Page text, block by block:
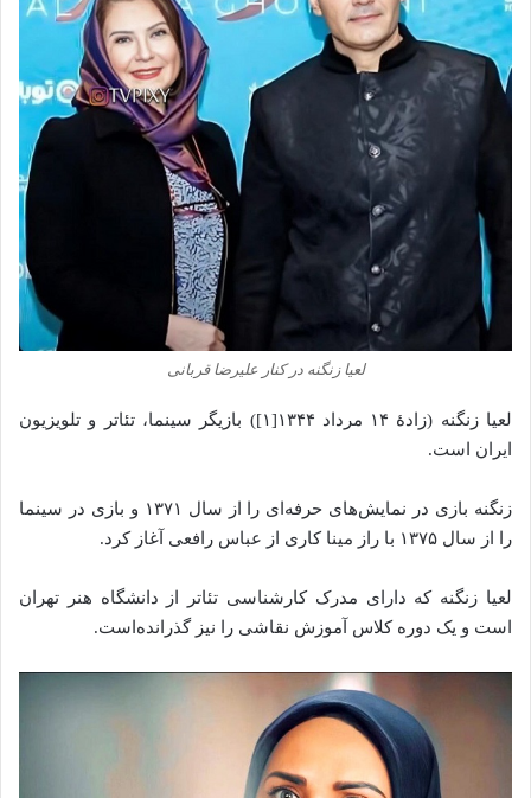
لعیا زنگنه در کنار علیرضا قربانی
لعیا زنگنه (زادهٔ ۱۴ مرداد ۱۳۴۴[۱]) بازیگر سینما، تئاتر و تلویزیون
ایران است.
زنگنه بازی در نمایش‌های حرفه‌ای را از سال ۱۳۷۱ و بازی در سینما
را از سال ۱۳۷۵ با راز مینا کاری از عباس رافعی آغاز کرد.
لعیا زنگنه که دارای مدرک کارشناسی تئاتر از دانشگاه هنر تهران
است و یک دوره کلاس آموزش نقاشی را نیز گذرانده‌است.